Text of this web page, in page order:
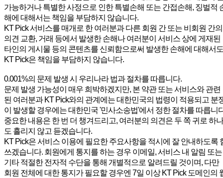
가능하거나 특별한 사정으로 인한 특별손해 또는 간접손해, 징벌적
해에 대해서는 책임을 부담하지 않습니다.
KT Pick 서비스를 매개로 한 여러분과 다른 회원 간 또는 비회원 간의
의견 교환, 거래 등에서 발생한 손해나 여러분이 서비스 상에 게재된
타인의 게시물 등의 콘텐츠를 신뢰함으로써 발생한 손해에 대해서도
KT Pick은 책임을 부담하지 않습니다.
0.001%의 문제 발생 시 우리나라 법과 절차를 따릅니다.
문제 발생 가능성이 매우 희박하겠지만, 본 약관 또는 서비스와 관련
된 여러분과 KT Pick와의 관계에는 대한민국의 법령이 적용되고 분
이 발생할 경우에는 대한민국 '민사소송법'에서 정한 절차를 따릅니
중요한 내용은 한 번 더 챙겨드리고, 여러분의 의견은 두 쪽 귀로 하나
도 흘리지 않고 듣겠습니다.
KT Pick은 서비스 이용에 필요한 주요사항을 적시에 잘 안내하도록
쓰겠습니다. 회원에게 통지를 하는 경우 이메일, 서비스 내 알림 또는
기타 적절한 전자적 수단을 통해 개별적으로 알려드릴 것이며, 다만
회원 전체에 대한 통지가 필요할 경우엔 7일 이상 KT Pick 도메인의